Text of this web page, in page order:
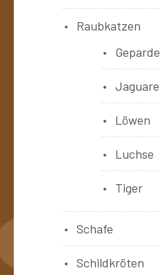
Raubkatzen
Geparde
Jaguare
Löwen
Luchse
Tiger
Schafe
Schildkröten